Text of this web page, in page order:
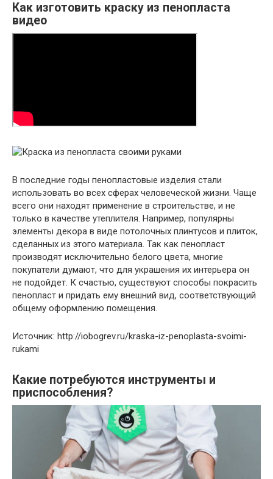
Как изготовить краску из пенопласта
видео
В последние годы пенопластовые изделия стали
использовать во всех сферах человеческой жизни. Чаще
всего они находят применение в строительстве, и не
только в качестве утеплителя. Например, популярны
элементы декора в виде потолочных плинтусов и плиток,
сделанных из этого материала. Так как пенопласт
производят исключительно белого цвета, многие
покупатели думают, что для украшения их интерьера он
не подойдет. К счастью, существуют способы покрасить
пенопласт и придать ему внешний вид, соответствующий
общему оформлению помещения.
Источник: http://iobogrev.ru/kraska-iz-penoplasta-svoimi-
rukami
Какие потребуются инструменты и
приспособления?